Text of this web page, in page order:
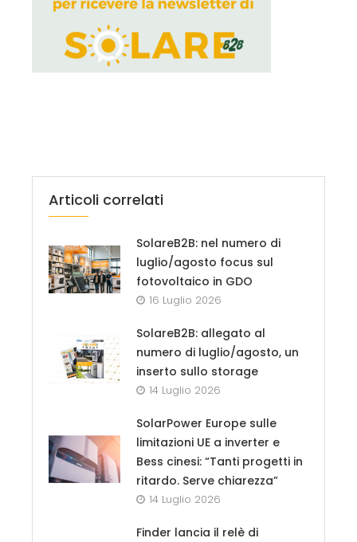
Articoli correlati
SolareB2B: nel numero di
luglio/agosto focus sul
fotovoltaico in GDO
16 Luglio 2026
SolareB2B: allegato al
numero di luglio/agosto, un
inserto sullo storage
14 Luglio 2026
SolarPower Europe sulle
limitazioni UE a inverter e
Bess cinesi: “Tanti progetti in
ritardo. Serve chiarezza”
14 Luglio 2026
Finder lancia il relè di